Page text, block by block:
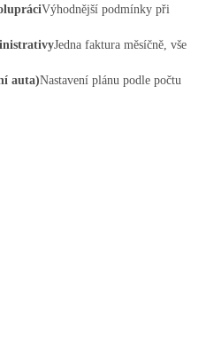
Výhodnější podmínky při
Jedna faktura měsíčně, vše
auta)Nastavení plánu podle počtu